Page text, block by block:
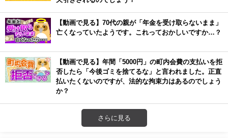
【動画で見る】70代の親が「年金を受け取らないまま」
亡くなっていたようです。これっておかしいですか…？
【動画で見る】年間「5000円」の町内会費の支払いを拒
否したら「今後ゴミを捨てるな」と言われました。正直
払いたくないのですが、法的な拘束力はあるのでしょう
か？
さらに見る